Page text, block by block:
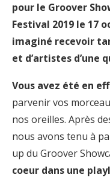
pour le Groover
Festival 2019 le 17
imaginé recevoir
et d’artistes d’une
Vous avez été en
parvenir vos
nos oreilles. Après
nous avons tenu à
up du Groover
coeur dans une